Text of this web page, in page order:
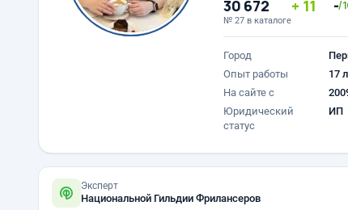
30 672
№ 27 в каталоге
11 -/
Город
Опыт работы
17
На сайте с
Юридический
статус
ИП
Эксперт
Национальной Гильдии Фрилансеров